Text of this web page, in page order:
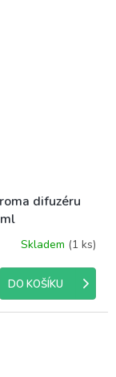
difuzéru
Skladem (1 ks)
DO KOŠÍKU